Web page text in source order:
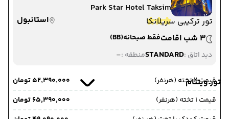
تور ترکیبی سریلانکا
تور ویتنام
Park Star Hotel Taksim
استانبول
3 شب اقامت
فقط صبحانه(BB)
دید اتاق :STANDARDمنطقه :-
قیمت 2 تخته (هرنفر)
۵۲٬۳۹۰٬۰۰۰ تومان
قیمت 1 تخته (هرنفر)
۶۵٬۳۹۰٬۰۰۰ تومان